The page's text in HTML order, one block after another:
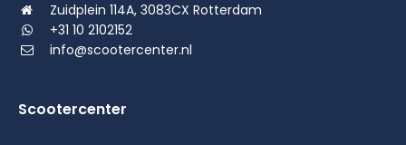
Zuidplein 114A, 3083CX Rotterdam
+31 10 2102152
info@scootercenter.nl
Scootercenter